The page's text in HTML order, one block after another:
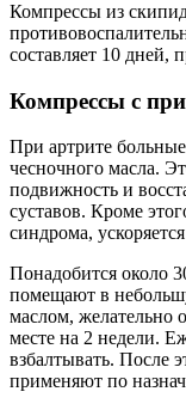
Компрессы из
составляет 10 дней,
Компрессы с
При артрите
чесночного масла.
подвижность и
суставов. Кроме
синдрома,
Понадобится около
помещают в
маслом, желательно
месте на 2 недели.
взбалтывать. После
применяют по